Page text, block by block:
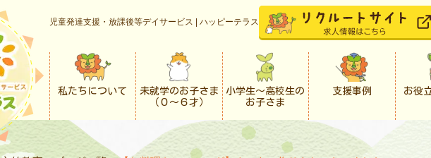
児童発達支援・放課後等デイサービス | ハッピーテラス
私たちについて
未就学のお子さま
（０〜６才）
小学生〜高校生の
お子さま
支援事例 お役